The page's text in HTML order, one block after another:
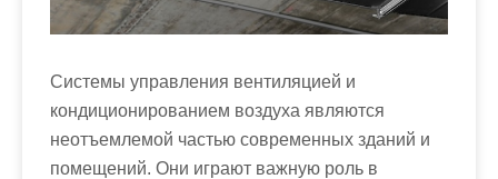
Системы управления вентиляцией и
кондиционированием воздуха являются
неотъемлемой частью современных зданий и
помещений. Они играют важную роль в